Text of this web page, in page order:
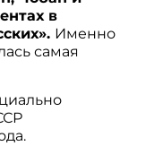
в
Именно
самая